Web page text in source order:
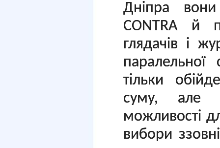
Дніпра
CONTRA й
глядачів і
паралельної
тільки
суму, але
можливості
вибори